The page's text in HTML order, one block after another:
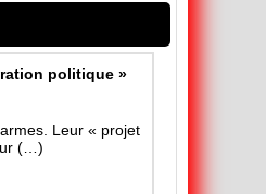
politique »
Leur « projet
(…)